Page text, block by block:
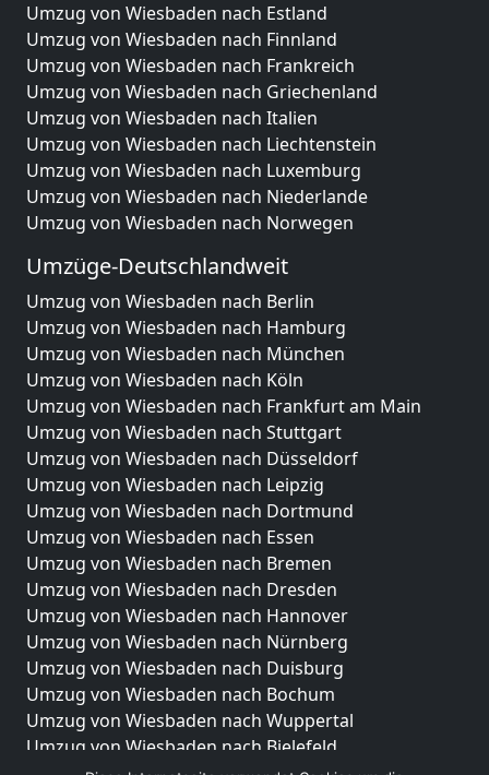
Umzug von Wiesbaden nach Estland
Umzug von Wiesbaden nach Finnland
Umzug von Wiesbaden nach Frankreich
Umzug von Wiesbaden nach Griechenland
Umzug von Wiesbaden nach Italien
Umzug von Wiesbaden nach Liechtenstein
Umzug von Wiesbaden nach Luxemburg
Umzug von Wiesbaden nach Niederlande
Umzug von Wiesbaden nach Norwegen
Umzüge-Deutschlandweit
Umzug von Wiesbaden nach Berlin
Umzug von Wiesbaden nach Hamburg
Umzug von Wiesbaden nach München
Umzug von Wiesbaden nach Köln
Umzug von Wiesbaden nach Frankfurt am Main
Umzug von Wiesbaden nach Stuttgart
Umzug von Wiesbaden nach Düsseldorf
Umzug von Wiesbaden nach Leipzig
Umzug von Wiesbaden nach Dortmund
Umzug von Wiesbaden nach Essen
Umzug von Wiesbaden nach Bremen
Umzug von Wiesbaden nach Dresden
Umzug von Wiesbaden nach Hannover
Umzug von Wiesbaden nach Nürnberg
Umzug von Wiesbaden nach Duisburg
Umzug von Wiesbaden nach Bochum
Umzug von Wiesbaden nach Wuppertal
Umzug von Wiesbaden nach Bielefeld